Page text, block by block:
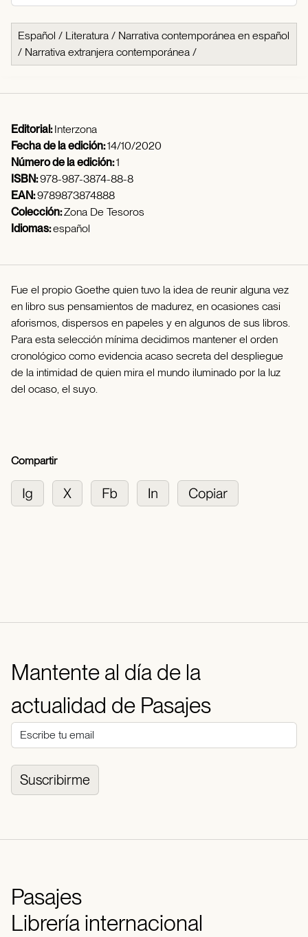
Español / Literatura / Narrativa contemporánea en español
/ Narrativa extranjera contemporánea /
Editorial:Interzona
Fecha de la edición:14/10/2020
Número de la edición:1
ISBN:978-987-3874-88-8
EAN:9789873874888
Colección:Zona De Tesoros
Idiomas:español
Fue el propio Goethe quien tuvo la idea de reunir alguna vez
en libro sus pensamientos de madurez, en ocasiones casi
aforismos, dispersos en papeles y en algunos de sus libros.
Para esta selección mínima decidimos mantener el orden
cronológico como evidencia acaso secreta del despliegue
de la intimidad de quien mira el mundo iluminado por la luz
del ocaso, el suyo.
Compartir
Mantente al día de la
actualidad de Pasajes
Suscribirme
Pasajes
Librería internacional